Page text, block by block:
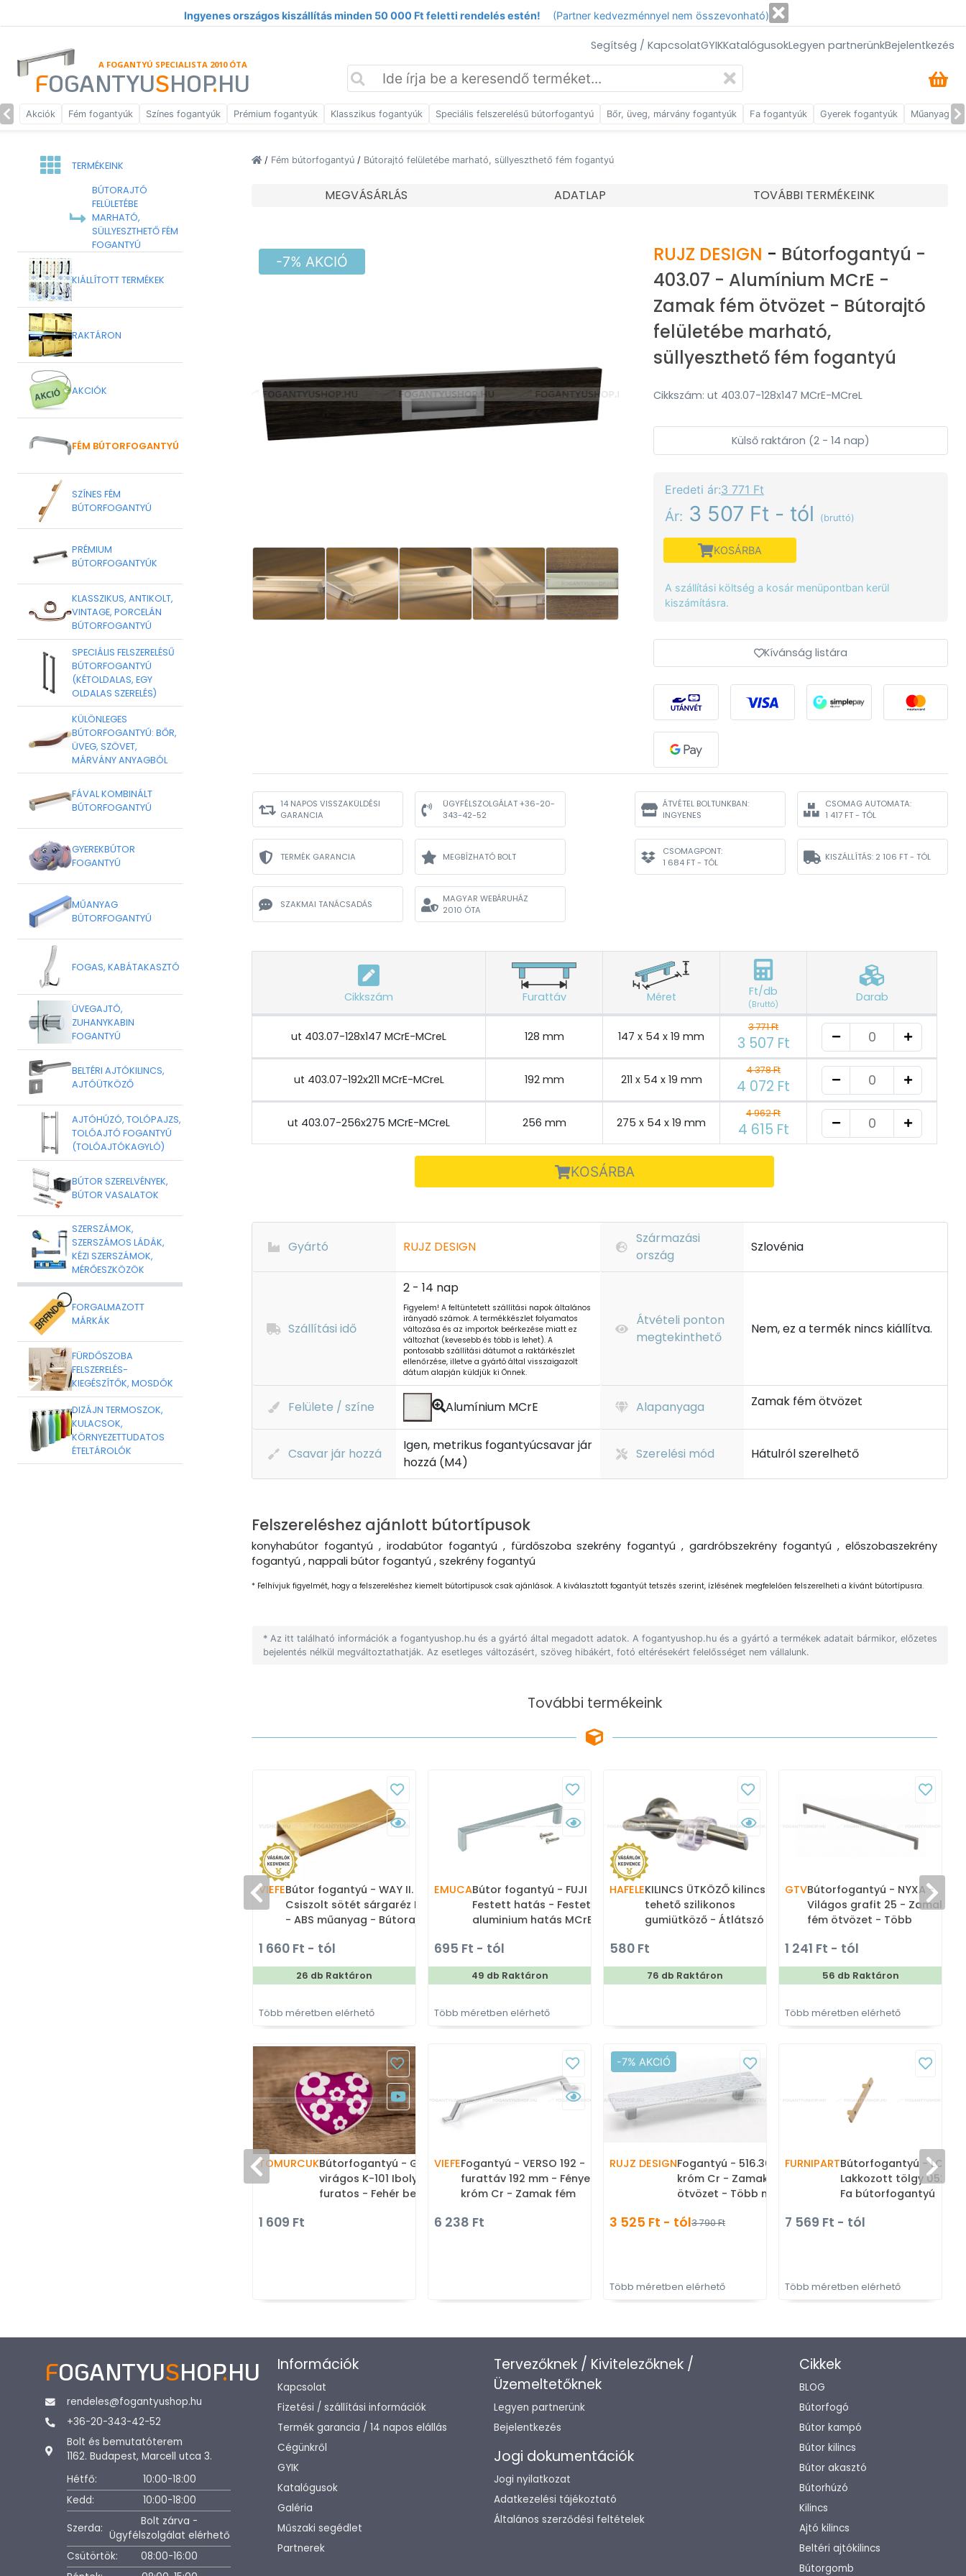
Ingyenes országos kiszállítás minden 50 000 Ft feletti rendelés estén! (Partner kedvezménnyel nem összevonható)
Segítség / KapcsolatGYIKKatalógusokLegyen partnerünkBejelentkezés
A FOGANTYÚ SPECIALISTA 2010 ÓTA
FOGANTYUSHOP.HU
Akciók Fém fogantyúk Színes fogantyúk Prémium fogantyúk Klasszikus fogantyúk Speciális felszerelésű bútorfogantyú Bőr, üveg, márvány fogantyúk Fa fogantyúk Gyerek fogantyúk Műanyag
TERMÉKEINK
BÚTORAJTÓ
FELÜLETÉBE
MARHATÓ,
SÜLLYESZTHETŐ FÉM
FOGANTYÚ
KIÁLLÍTOTT TERMÉKEK
RAKTÁRON
AKCIÓK
FÉM BÚTORFOGANTYÚ
SZÍNES FÉM
BÚTORFOGANTYÚ
PRÉMIUM
BÚTORFOGANTYÚK
KLASSZIKUS, ANTIKOLT,
VINTAGE, PORCELÁN
BÚTORFOGANTYÚ
SPECIÁLIS FELSZERELÉSŰ
BÚTORFOGANTYÚ
(KÉTOLDALAS, EGY
OLDALAS SZERELÉS)
KÜLÖNLEGES
BÚTORFOGANTYÚ: BŐR,
ÜVEG, SZÖVET,
MÁRVÁNY ANYAGBÓL
FÁVAL KOMBINÁLT
BÚTORFOGANTYÚ
GYEREKBÚTOR
FOGANTYÚ
MŰANYAG
BÚTORFOGANTYÚ
FOGAS, KABÁTAKASZTÓ
ÜVEGAJTÓ,
ZUHANYKABIN
FOGANTYÚ
BELTÉRI AJTÓKILINCS,
AJTÓÜTKÖZŐ
AJTÓHÚZÓ, TOLÓPAJZS,
TOLÓAJTÓ FOGANTYÚ
(TOLÓAJTÓKAGYLÓ)
BÚTOR SZERELVÉNYEK,
BÚTOR VASALATOK
SZERSZÁMOK,
SZERSZÁMOS LÁDÁK,
KÉZI SZERSZÁMOK,
MÉRŐESZKÖZÖK
FORGALMAZOTT
MÁRKÁK
FÜRDŐSZOBA
FELSZERELÉS-
KIEGÉSZÍTŐK, MOSDÓK
DIZÁJN TERMOSZOK,
KULACSOK,
KÖRNYEZETTUDATOS
ÉTELTÁROLÓK
/ Fém bútorfogantyú / Bútorajtó felületébe marható, süllyeszthető fém fogantyú
MEGVÁSÁRLÁS ADATLAP TOVÁBBI TERMÉKEINK
-7% AKCIÓ RUJZ DESIGN - Bútorfogantyú -
403.07 - Alumínium MCrE -
Zamak fém ötvözet - Bútorajtó
felületébe marható,
süllyeszthető fém fogantyú
Cikkszám: ut 403.07-128x147 MCrE-MCreL
Külső raktáron (2 - 14 nap)
Eredeti ár:3 771 Ft
Ár: 3 507 Ft - tól (bruttó)
KOSÁRBA
A szállítási költség a kosár menüpontban kerül
kiszámításra.
Kívánság listára
14 NAPOS VISSZAKÜLDÉSI
GARANCIA
ÜGYFÉLSZOLGÁLAT +36-20-
343-42-52
TERMÉK GARANCIA MEGBÍZHATÓ BOLT
SZAKMAI TANÁCSADÁS
MAGYAR WEBÁRUHÁZ
2010 ÓTA
ÁTVÉTEL BOLTUNKBAN:
INGYENES
CSOMAG AUTOMATA:
1 417 FT - TÓL
CSOMAGPONT:
1 684 FT - TÓL
KISZÁLLÍTÁS: 2 106 FT - TÓL
Cikkszám Furattáv Méret Ft/db
(Bruttó)
Darab
ut 403.07-128x147 MCrE-MCreL
3 771 Ft
3 507 Ft
128 mm 147 x 54 x 19 mm
ut 403.07-192x211 MCrE-MCreL
4 378 Ft
4 072 Ft
192 mm 211 x 54 x 19 mm
ut 403.07-256x275 MCrE-MCreL
4 962 Ft
4 615 Ft
256 mm 275 x 54 x 19 mm
KOSÁRBA
Gyártó RUJZ DESIGN
Származási
ország
Szlovénia
Szállítási idő
2 - 14 nap
Figyelem! A feltüntetett szállítási napok általános
irányadó számok. A termékkészlet folyamatos
változása és az importok beérkezése miatt ez
változhat (kevesebb és több is lehet). A
pontosabb szállítási dátumot a raktárkészlet
ellenőrzése, illetve a gyártó által visszaigazolt
dátum alapján küldjük ki Önnek.
Átvételi ponton
megtekinthető
Nem, ez a termék nincs kiállítva.
Felülete / színe Alumínium MCrE Alapanyaga Zamak fém ötvözet
Csavar jár hozzá
Igen, metrikus fogantyúcsavar jár
hozzá (M4)
Szerelési mód Hátulról szerelhető
Felszereléshez ajánlott bútortípusok
konyhabútor fogantyú , irodabútor fogantyú , fürdőszoba szekrény fogantyú , gardróbszekrény fogantyú , előszobaszekrény
fogantyú , nappali bútor fogantyú , szekrény fogantyú
* Felhívjuk figyelmét, hogy a felszereléshez kiemelt bútortípusok csak ajánlások. A kiválasztott fogantyút tetszés szerint, ízlésének megfelelően felszerelheti a kívánt bútortípusra.
* Az itt található információk a fogantyushop.hu és a gyártó által megadott adatok. A fogantyushop.hu és a gyártó a termékek adatait bármikor, előzetes
bejelentés nélkül megváltoztathatják. Az esetleges változásért, szöveg hibákért, fotó eltérésekért felelősséget nem vállalunk.
További termékeink
VIEFEBútor fogantyú - WAY II. -
Csiszolt sötét sárgaréz L29
- ABS műanyag - Bútorajtó
fogantyú
1 660 Ft - tól
26 db Raktáron
Több méretben elérhető
EMUCABútor fogantyú - FUJI
Festett hatás - Festett
aluminium hatás MCrEL -
méretben gyártott fém
bútorfogantyú
695 Ft - tól
49 db Raktáron
Több méretben elérhető
HAFELEKILINCS ÜTKÖZŐ kilincsre
tehető szilikonos
gumiütköző - Átlátszó -
ajtókitámasztó (padlóra
tehető, padlóra, falra,
ajtóra szerelhető)
580 Ft
76 db Raktáron
GTVBútorfogantyú - NYXA -
Világos grafit 25 - Zamak
fém ötvözet - Több
fém bútorfogantyú
1 241 Ft - tól
56 db Raktáron
Több méretben elérhető
TOMURCUKBútorfogantyú - Gyerek szív
virágos K-101 Ibolya - 1
furatos - Fehér belo, Ibolya
gyerekbútor fogantyú
1 609 Ft
VIEFEFogantyú - VERSO 192 -
furattáv 192 mm - Fényes
króm Cr - Zamak fém
gyártott fém
6 238 Ft
-7% AKCIÓ
RUJZ DESIGNFogantyú - 516.30d - Fényes
króm Cr - Zamak fém
ötvözet - Több méretben
bútorfogantyú
3 525 Ft - tól3 790 Ft
Több méretben elérhető
FURNIPARTBútorfogantyú -
Lakkozott tölgy 052 -
Fa bútorfogantyú
7 569 Ft - tól
Több méretben elérhető
FOGANTYUSHOP.HU
rendeles@fogantyushop.hu
+36-20-343-42-52
Bolt és bemutatóterem
1162. Budapest, Marcell utca 3.
Hétfő:
10:00-18:00
Kedd:
10:00-18:00
Szerda:
Bolt zárva -
Ügyfélszolgálat elérhető
Csütörtök:
08:00-16:00
Információk
Kapcsolat
Fizetési / szállítási információk
Termék garancia / 14 napos elállás
Cégünkről
GYIK
Katalógusok
Galéria
Műszaki segédlet
Partnerek
Tervezőknek / Kivitelezőknek /
Üzemeltetőknek
Legyen partnerünk
Bejelentkezés
Jogi dokumentációk
Jogi nyilatkozat
Adatkezelési tájékoztató
Általános szerződési feltételek
Cikkek
BLOG
Bútorfogó
Bútor kampó
Bútor kilincs
Bútor akasztó
Bútorhúzó
Kilincs
Ajtó kilincs
Beltéri ajtókilincs
Bútorgomb